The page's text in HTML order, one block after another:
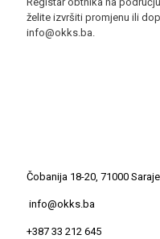
želite izvršiti promjenu ili
info@okks.ba.
Čobanija 18-20, 71000
info@okks.ba
+387 33 212 645